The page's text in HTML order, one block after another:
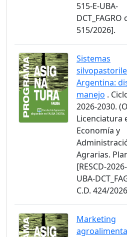
515-E-UBA-
DCT_FAGRO
515/2026].
Sistemas
Argentina:
manejo .
2026-2030.
Licenciatura
Economía y
Agrarias.
[RESCD-
UBA-
C.D. 424/
Marketing